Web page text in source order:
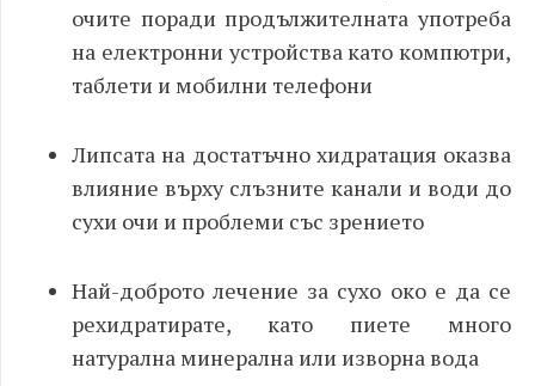
очите поради продължителната употреба
на електронни устройства като компютри,
таблети и мобилни телефони
Липсата на достатъчно хидратация оказва
влияние върху слъзните канали и води до
сухи очи и проблеми със зрението
Най-доброто лечение за сухо око е да се
рехидратирате, като пиете много
натурална минерална или изворна вода